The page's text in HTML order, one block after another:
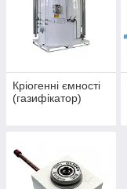
Кріогенні ємності
(газифікатор)